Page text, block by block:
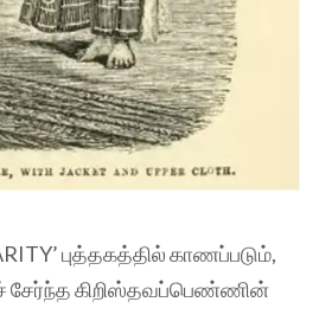
புத்தகத்தில் காணப்படும்,
சேர்ந்த கிறிஸ்தவப்பெண்ணின்